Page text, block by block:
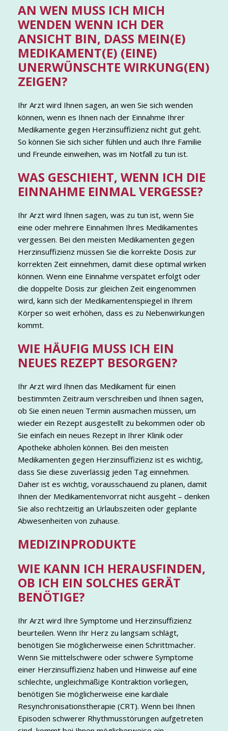
AN WEN MUSS ICH MICH
WENDEN WENN ICH DER
ANSICHT BIN, DASS MEIN(E)
MEDIKAMENT(E) (EINE)
UNERWÜNSCHTE WIRKUNG(EN)
ZEIGEN?
Ihr Arzt wird Ihnen sagen, an wen Sie sich wenden
können, wenn es Ihnen nach der Einnahme Ihrer
Medikamente gegen Herzinsuffizienz nicht gut geht.
So können Sie sich sicher fühlen und auch Ihre Familie
und Freunde einweihen, was im Notfall zu tun ist.
WAS GESCHIEHT, WENN ICH DIE
EINNAHME EINMAL VERGESSE?
Ihr Arzt wird Ihnen sagen, was zu tun ist, wenn Sie
eine oder mehrere Einnahmen Ihres Medikamentes
vergessen. Bei den meisten Medikamenten gegen
Herzinsuffizienz müssen Sie die korrekte Dosis zur
korrekten Zeit einnehmen, damit diese optimal wirken
können. Wenn eine Einnahme verspätet erfolgt oder
die doppelte Dosis zur gleichen Zeit eingenommen
wird, kann sich der Medikamentenspiegel in Ihrem
Körper so weit erhöhen, dass es zu Nebenwirkungen
kommt.
WIE HÄUFIG MUSS ICH EIN
NEUES REZEPT BESORGEN?
Ihr Arzt wird Ihnen das Medikament für einen
bestimmten Zeitraum verschreiben und Ihnen sagen,
ob Sie einen neuen Termin ausmachen müssen, um
wieder ein Rezept ausgestellt zu bekommen oder ob
Sie einfach ein neues Rezept in Ihrer Klinik oder
Apotheke abholen können. Bei den meisten
Medikamenten gegen Herzinsuffizienz ist es wichtig,
dass Sie diese zuverlässig jeden Tag einnehmen.
Daher ist es wichtig, vorausschauend zu planen, damit
Ihnen der Medikamentenvorrat nicht ausgeht – denken
Sie also rechtzeitig an Urlaubszeiten oder geplante
Abwesenheiten von zuhause.
MEDIZINPRODUKTE
WIE KANN ICH HERAUSFINDEN,
OB ICH EIN SOLCHES GERÄT
BENÖTIGE?
Ihr Arzt wird Ihre Symptome und Herzinsuffizienz
beurteilen. Wenn Ihr Herz zu langsam schlägt,
benötigen Sie möglicherweise einen Schrittmacher.
Wenn Sie mittelschwere oder schwere Symptome
einer Herzinsuffizienz haben und Hinweise auf eine
schlechte, ungleichmäßige Kontraktion vorliegen,
benötigen Sie möglicherweise eine kardiale
Resynchronisationstherapie (CRT). Wenn bei Ihnen
Episoden schwerer Rhythmusstörungen aufgetreten